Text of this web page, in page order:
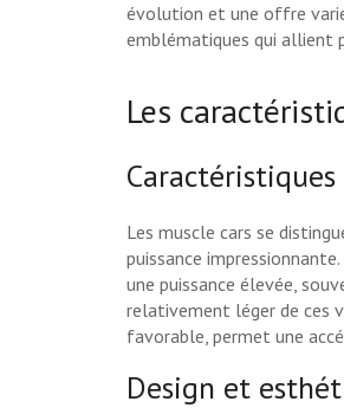
évolution et une offre
emblématiques qui allient
Les
Les muscle cars se
puissance
une puissance élevée,
relativement léger de ces
favorable, permet une
Design et